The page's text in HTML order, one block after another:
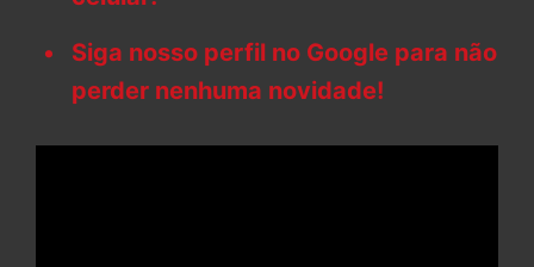
Siga nosso perfil no Google para não
perder nenhuma novidade!